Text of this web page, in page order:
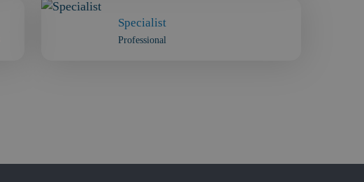
Specialist
Professional